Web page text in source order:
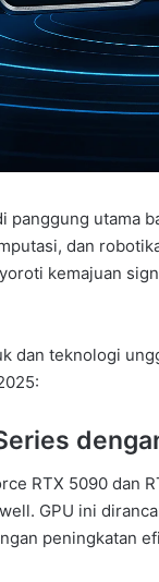
panggung utama
dan
kemajuan
dan teknologi
RTX 5090 dan
GPU ini
peningkatan